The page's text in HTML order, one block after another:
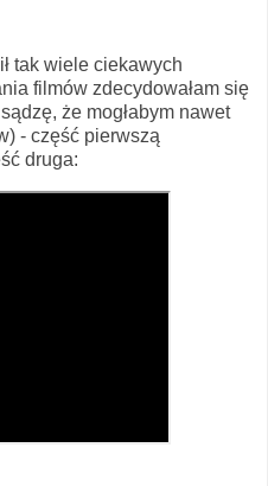
tak wiele ciekawych
filmów zdecydowałam się
że mogłabym nawet
- część pierwszą
druga: